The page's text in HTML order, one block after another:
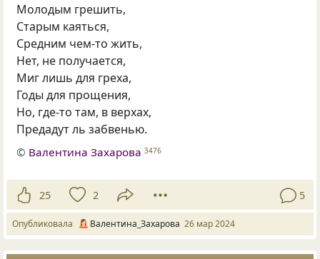
Молодым грешить,
Старым каяться,
Средним чем-то жить,
Нет, не получается,
Миг лишь для греха,
Годы для прощения,
Но, где-то там, в верхах,
Предадут ль забвенью.
© Валентина Захарова 3476
25 2 5
Опубликовала Валентина_Захарова 26 мар 2024